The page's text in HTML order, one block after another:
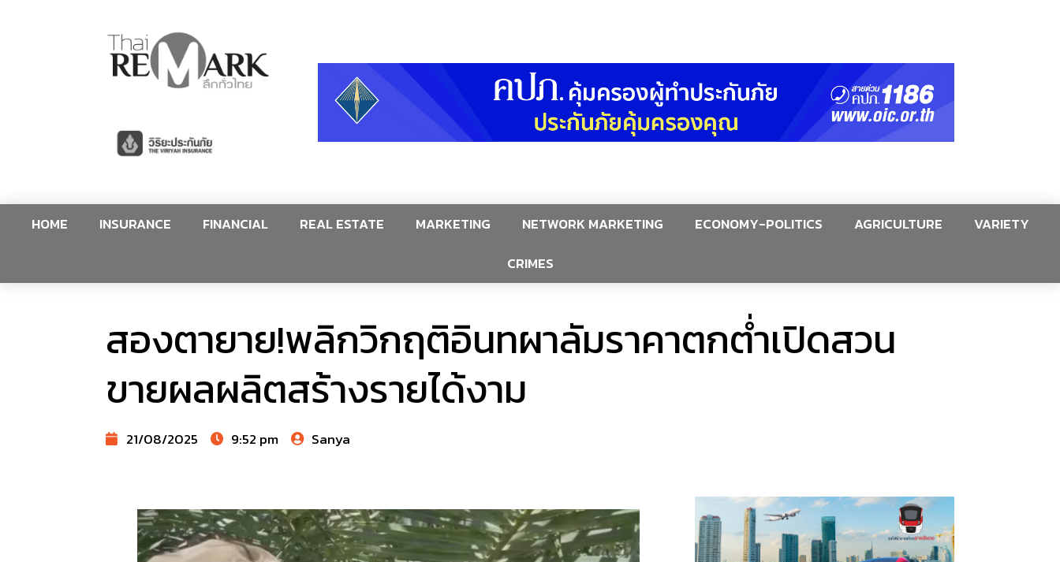
HOME INSURANCE FINANCIAL REAL ESTATE MARKETING NETWORK MARKETING ECONOMY-POLITICS AGRICULTURE
VARIETY
CRIMES
สองตายาย!พลิกวิกฤติอินทผาลัมราคาตกต่ำเปิดสวน
ขายผลผลิตสร้างรายได้งาม
21/08/2025 9:52 pm Sanya